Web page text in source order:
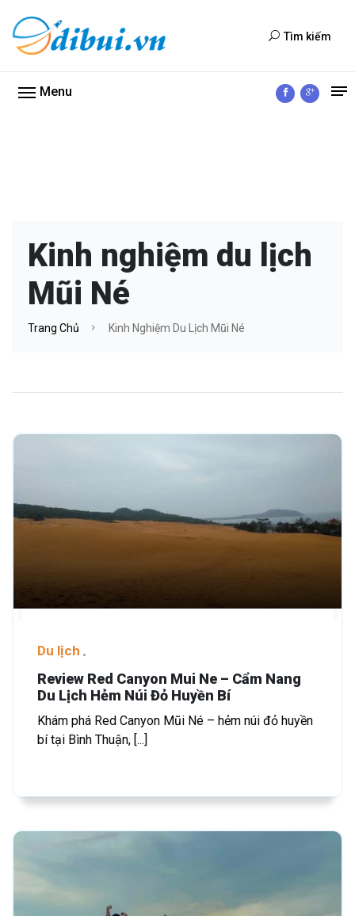
Tìm kiếm
Menu
Kinh nghiệm du lịch
Mũi Né
Trang Chủ Kinh Nghiệm Du Lịch Mũi Né
Du lịch
Review Red Canyon Mui Ne – Cẩm Nang
Du Lịch Hẻm Núi Đỏ Huyền Bí
Khám phá Red Canyon Mũi Né – hẻm núi đỏ huyền
bí tại Bình Thuận, [...]